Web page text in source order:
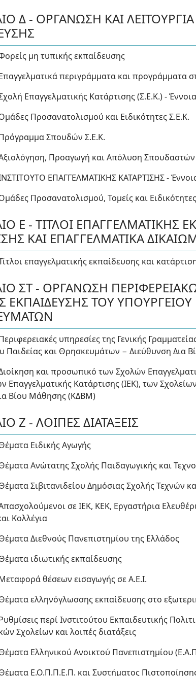
Δ - ΟΡΓΑΝΩΣΗ ΚΑΙ
μη τυπικής εκπαίδευσης
περιγράμματα και προγράμματα
Επαγγελματικής Κατάρτισης (Σ.Ε.Κ.) - Έννοια
Προσανατολισμού και Ειδικότητες Σ.Ε.Κ.
Σπουδών Σ.Ε.Κ.
Προαγωγή και Απόλυση Σπουδαστών
ΕΠΑΓΓΕΛΜΑΤΙΚΗΣ ΚΑΤΑΡΤΙΣΗΣ -
Προσανατολισμού, Τομείς και Ειδικότητες
Ε - ΤΙΤΛΟΙ ΕΠΑΓΓΕΛΜΑΤΙΚΗΣ
ΚΑΙ ΕΠΑΓΓΕΛΜΑΤΙΚΑ
επαγγελματικής εκπαίδευσης και
ΣΤ - ΟΡΓΑΝΩΣΗ
ΕΚΠΑΙΔΕΥΣΗΣ ΤΟΥ ΥΠΟΥΡΓΕΙΟΥ
υπηρεσίες της Γενικής
Παιδείας και Θρησκευμάτων − Διεύθυνση Δια
και προσωπικό των Σχολών
Επαγγελματικής Κατάρτισης (ΙΕΚ), των
Βίου Μάθησης (ΚΔΒΜ)
Ζ - ΛΟΙΠΕΣ ΔΙΑΤΑΞΕΙΣ
Ειδικής Αγωγής
Ανώτατης Σχολής Παιδαγωγικής και
Σιβιτανιδείου Δημόσιας Σχολής Τεχνών
σε ΙΕΚ, ΚΕΚ, Εργαστήρια
Κολλέγια
Διεθνούς Πανεπιστημίου της Ελλάδος
ιδιωτικής εκπαίδευσης
θέσεων εισαγωγής σε Α.Ε.Ι.
ελληνόγλωσσης εκπαίδευσης στο
περί Ινστιτούτου Εκπαιδευτικής
Σχολείων και λοιπές διατάξεις
Ελληνικού Ανοικτού Πανεπιστημίου
Ε.Ο.Π.Π.Ε.Π. και Συστήματος